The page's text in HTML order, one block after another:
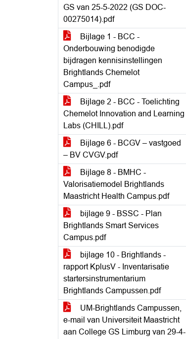
GS van 25-5-2022 (GS DOC-
00275014).pdf
Bijlage 1 - BCC -
Onderbouwing benodigde
bijdragen kennisinstellingen
Brightlands Chemelot
Campus_.pdf
Bijlage 2 - BCC - Toelichting
Chemelot Innovation and Learning
Labs (CHILL).pdf
Bijlage 6 - BCGV – vastgoed
– BV CVGV.pdf
Bijlage 8 - BMHC -
Valorisatiemodel Brightlands
Maastricht Health Campus.pdf
bijlage 9 - BSSC - Plan
Brightlands Smart Services
Campus.pdf
bijlage 10 - Brightlands -
rapport KplusV - Inventarisatie
startersinstrumentarium
Brightlands Campussen.pdf
UM-Brightlands Campussen,
e-mail van Universiteit Maastricht
aan College GS Limburg van 29-4-